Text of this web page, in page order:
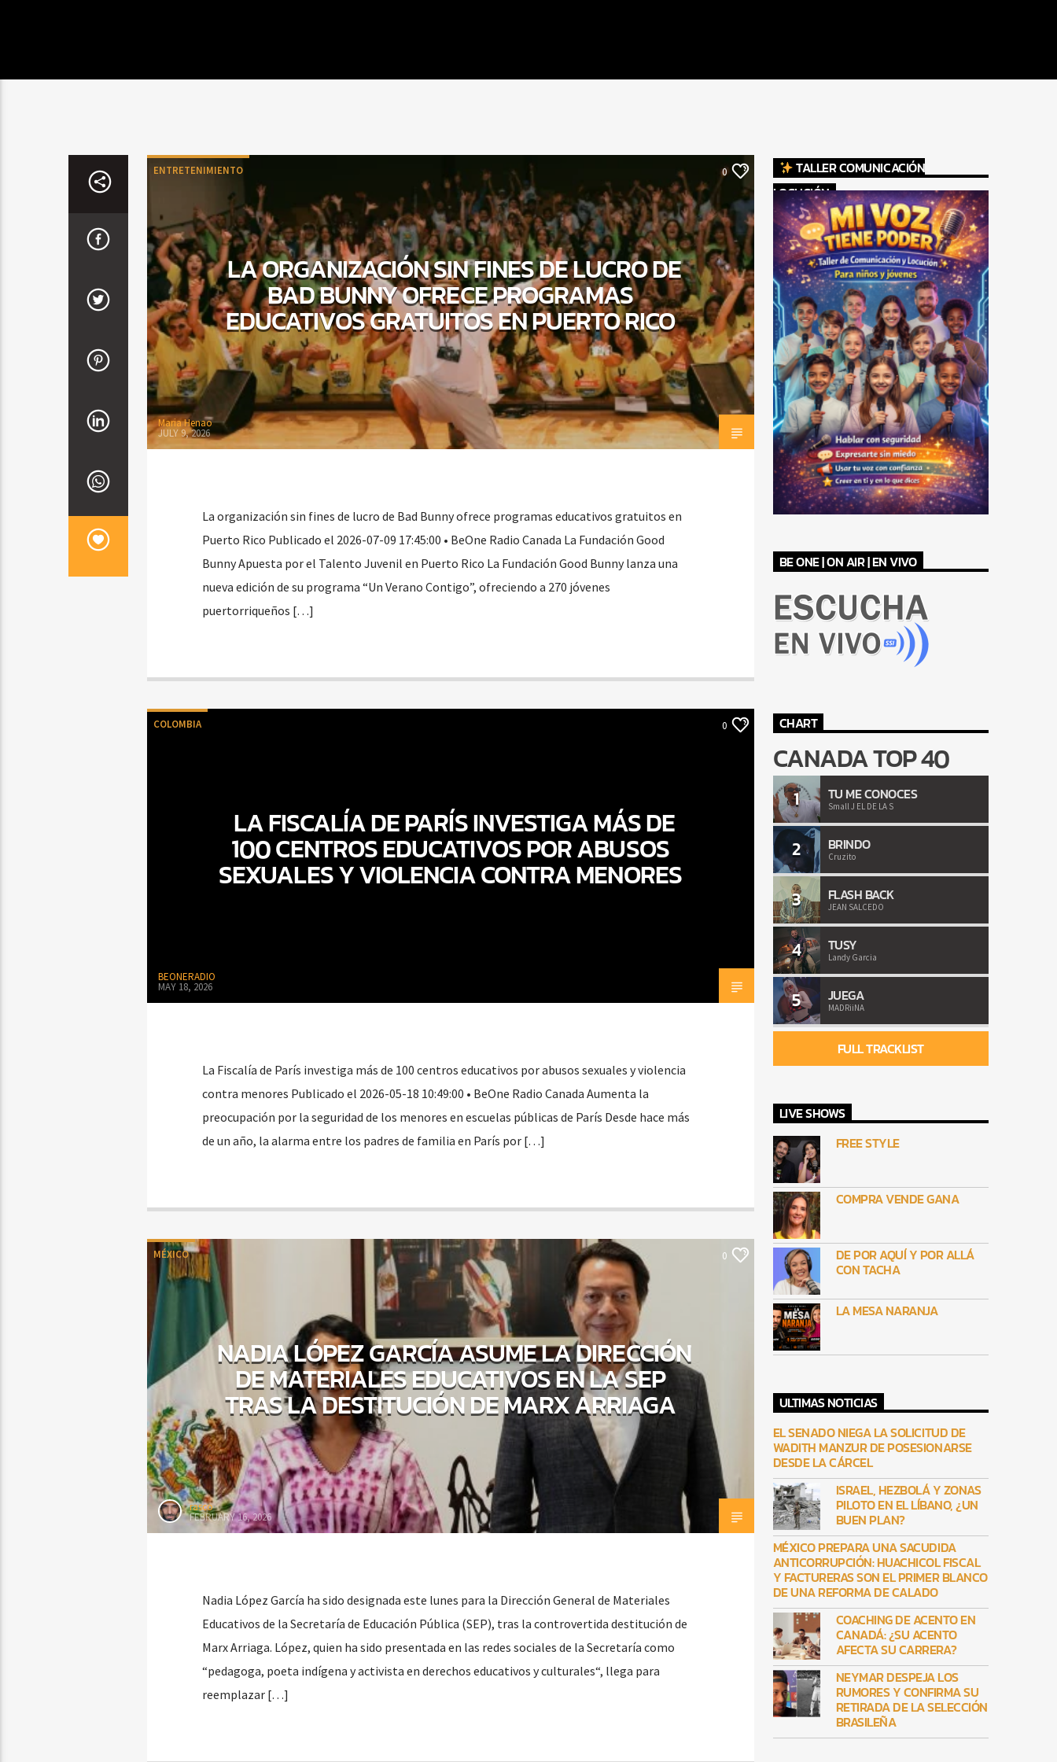
ENTRETENIMIENTO 0
LA ORGANIZACIÓN SIN FINES DE LUCRO DE
BAD BUNNY OFRECE PROGRAMAS
EDUCATIVOS GRATUITOS EN PUERTO RICO
Maria Henao
JULY 9, 2026
La organización sin fines de lucro de Bad Bunny ofrece programas educativos gratuitos en
Puerto Rico Publicado el 2026-07-09 17:45:00 • BeOne Radio Canada La Fundación Good
Bunny Apuesta por el Talento Juvenil en Puerto Rico La Fundación Good Bunny lanza una
nueva edición de su programa “Un Verano Contigo”, ofreciendo a 270 jóvenes
puertorriqueños […]
COLOMBIA 0
LA FISCALÍA DE PARÍS INVESTIGA MÁS DE
100 CENTROS EDUCATIVOS POR ABUSOS
SEXUALES Y VIOLENCIA CONTRA MENORES
BEONERADIO
MAY 18, 2026
La Fiscalía de París investiga más de 100 centros educativos por abusos sexuales y violencia
contra menores Publicado el 2026-05-18 10:49:00 • BeOne Radio Canada Aumenta la
preocupación por la seguridad de los menores en escuelas públicas de París Desde hace más
de un año, la alarma entre los padres de familia en París por […]
MÉXICO 0
NADIA LÓPEZ GARCÍA ASUME LA DIRECCIÓN
DE MATERIALES EDUCATIVOS EN LA SEP
TRAS LA DESTITUCIÓN DE MARX ARRIAGA
rasco
FEBRUARY 16, 2026
Nadia López García ha sido designada este lunes para la Dirección General de Materiales
Educativos de la Secretaría de Educación Pública (SEP), tras la controvertida destitución de
Marx Arriaga. López, quien ha sido presentada en las redes sociales de la Secretaría como
“pedagoga, poeta indígena y activista en derechos educativos y culturales“, llega para
reemplazar […]
TALLER COMUNICACIÓN
LOCUCIÓN
BE ONE | ON AIR | EN VIVO
CHART
CANADA TOP 40
1 TU ME CONOCES
Small J EL DE LA S
2 BRINDO
Cruzito
3 FLASH BACK
JEAN SALCEDO
4 TUSY
Landy Garcia
5 JUEGA
MADRiiNA
FULL TRACKLIST
LIVE SHOWS
FREE STYLE
COMPRA VENDE GANA
DE POR AQUÍ Y POR ALLÁ
CON TACHA
LA MESA NARANJA
ULTIMAS NOTICIAS
EL SENADO NIEGA LA SOLICITUD DE
WADITH MANZUR DE POSESIONARSE
DESDE LA CÁRCEL
ISRAEL, HEZBOLÁ Y ZONAS
PILOTO EN EL LÍBANO, ¿UN
BUEN PLAN?
MÉXICO PREPARA UNA SACUDIDA
ANTICORRUPCIÓN: HUACHICOL FISCAL
Y FACTURERAS SON EL PRIMER BLANCO
DE UNA REFORMA DE CALADO
COACHING DE ACENTO EN
CANADÁ: ¿SU ACENTO
AFECTA SU CARRERA?
NEYMAR DESPEJA LOS
RUMORES Y CONFIRMA SU
RETIRADA DE LA SELECCIÓN
BRASILEÑA